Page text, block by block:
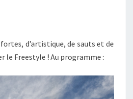
d’artistique, de sauts et de
le Freestyle ! Au programme :